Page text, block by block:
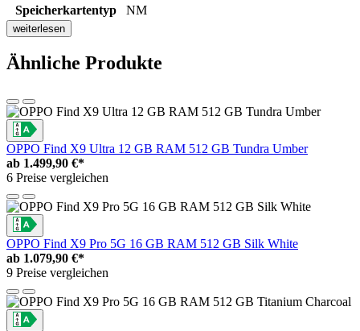
Speicherkartentyp
NM
weiterlesen
Ähnliche Produkte
OPPO Find X9 Ultra 12 GB RAM 512 GB Tundra Umber
ab 1.499,90 €*
6 Preise vergleichen
OPPO Find X9 Pro 5G 16 GB RAM 512 GB Silk White
ab 1.079,90 €*
9 Preise vergleichen